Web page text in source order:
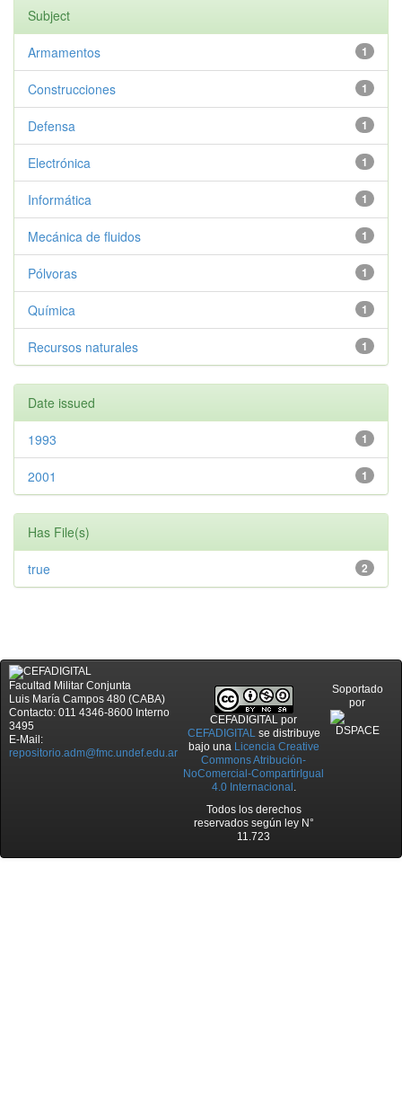
Subject
1
Armamentos
1
Construcciones
1
Defensa
1
Electrónica
1
Informática
1
Mecánica de fluidos
1
Pólvoras
1
Química
1
Recursos naturales
Date issued
1
1993
1
2001
Has File(s)
2
true
Facultad Militar Conjunta
Luis María Campos 480 (CABA)
Contacto: 011 4346-8600 Interno
3495
E-Mail:
repositorio.adm@fmc.undef.edu.ar
CEFADIGITAL por
CEFADIGITALse distribuye
bajo una Licencia Creative
Commons Atribución-
NoComercial-CompartirIgual
4.0 Internacional .
Todos los derechos
reservados según ley N°
11.723
Soportado
por